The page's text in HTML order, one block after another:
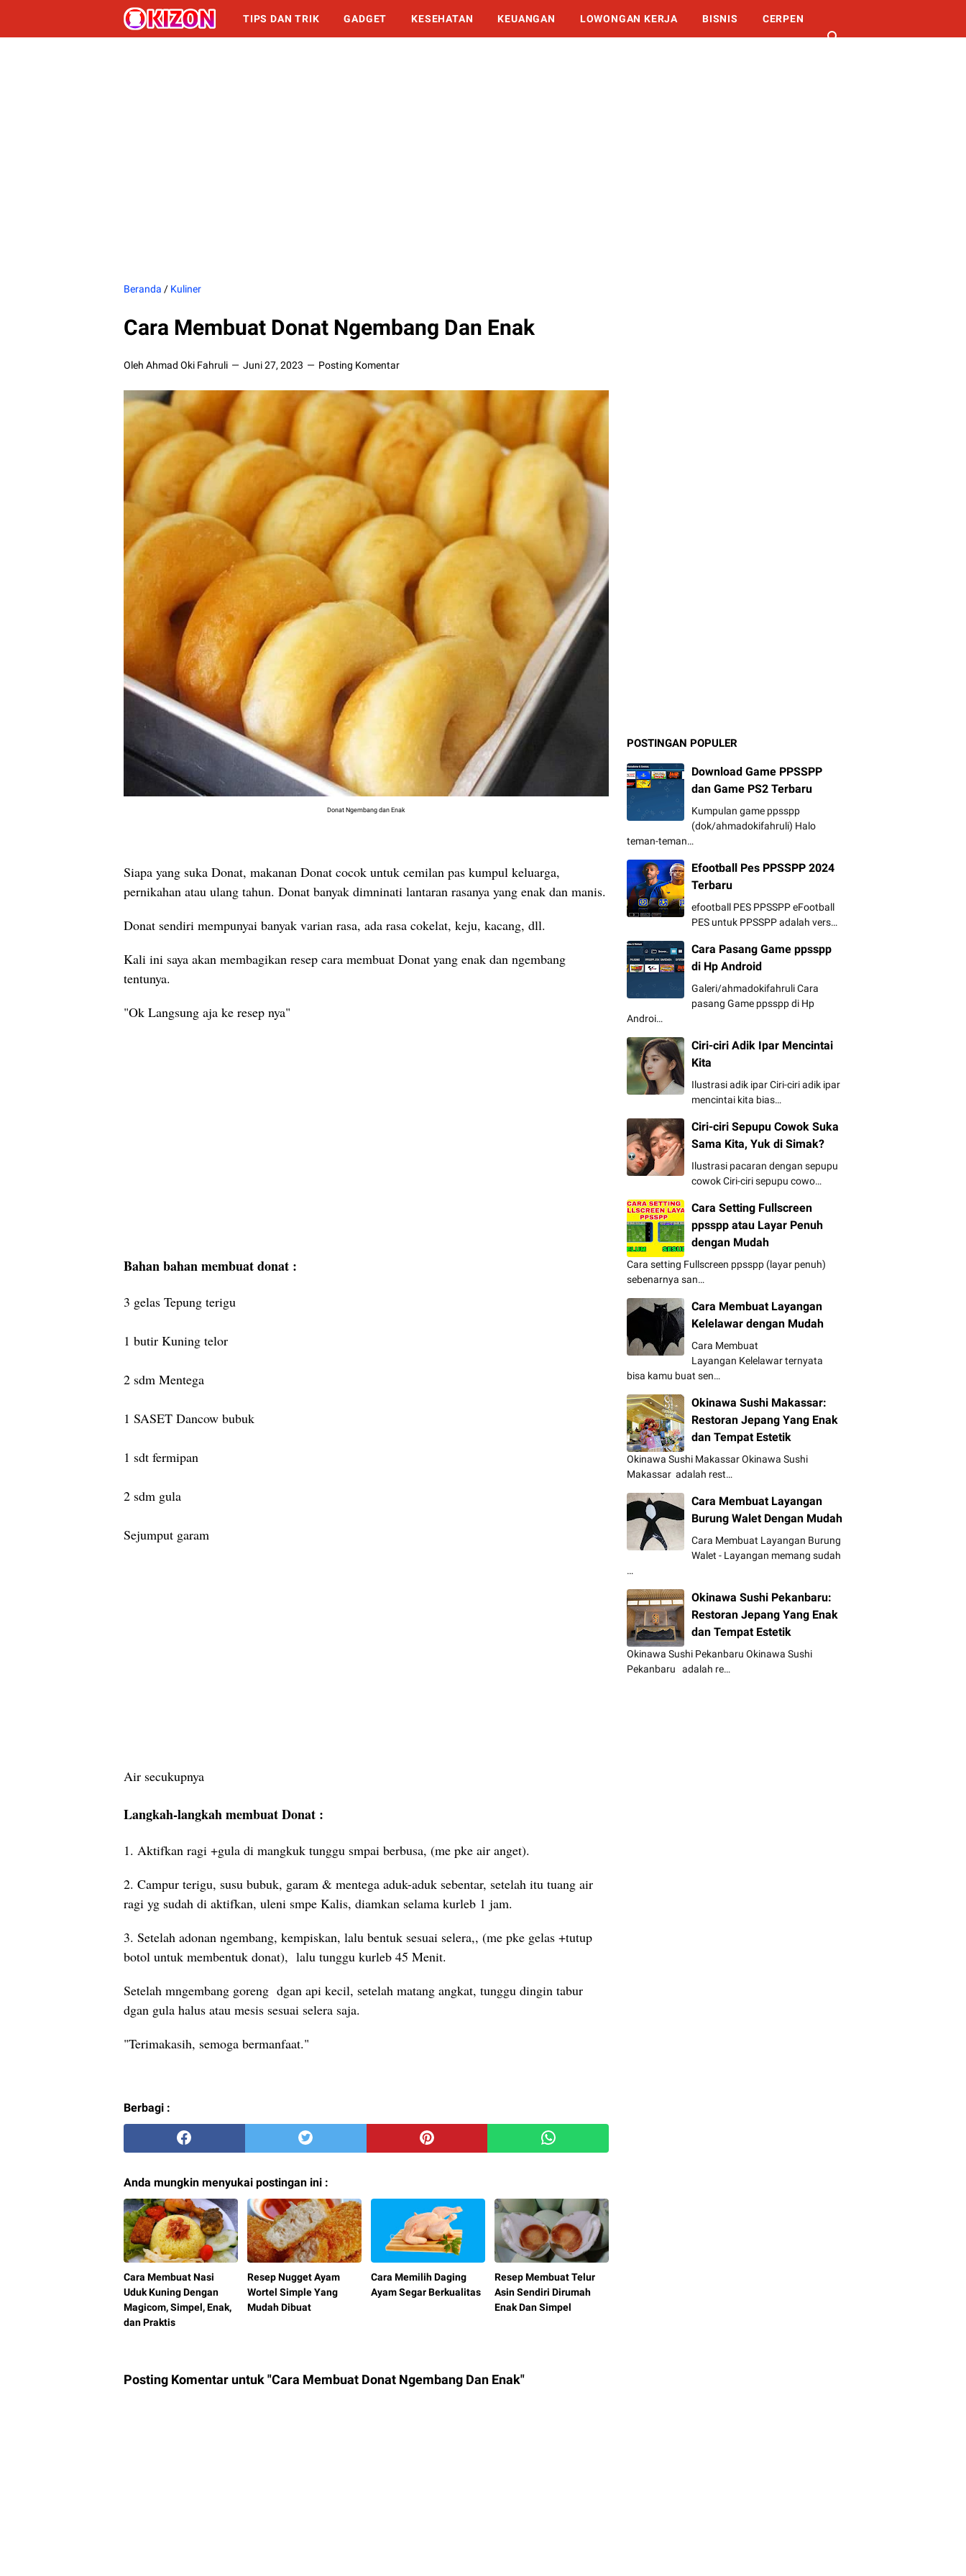
TIPS DAN TRIK GADGET KESEHATAN KEUANGAN LOWONGAN KERJA BISNIS CERPEN
Beranda / Kuliner
Cara Membuat Donat Ngembang Dan Enak
Oleh Ahmad Oki Fahruli Juni 27, 2023 Posting Komentar
Donat Ngembang dan Enak
Siapa yang suka Donat, makanan Donat cocok untuk cemilan pas kumpul keluarga,
pernikahan atau ulang tahun. Donat banyak dimninati lantaran rasanya yang enak dan manis.
Donat sendiri mempunyai banyak varian rasa, ada rasa cokelat, keju, kacang, dll.
Kali ini saya akan membagikan resep cara membuat Donat yang enak dan ngembang
tentunya.
"Ok Langsung aja ke resep nya"
Bahan bahan membuat donat :
3 gelas Tepung terigu
1 butir Kuning telor
2 sdm Mentega
1 SASET Dancow bubuk
1 sdt fermipan
2 sdm gula
Sejumput garam
Air secukupnya
Langkah-langkah membuat Donat :
1. Aktifkan ragi +gula di mangkuk tunggu smpai berbusa, (me pke air anget).
2. Campur terigu, susu bubuk, garam & mentega aduk-aduk sebentar, setelah itu tuang air
ragi yg sudah di aktifkan, uleni smpe Kalis, diamkan selama kurleb 1 jam.
3. Setelah adonan ngembang, kempiskan, lalu bentuk sesuai selera,, (me pke gelas +tutup
botol untuk membentuk donat), lalu tunggu kurleb 45 Menit.
Setelah mngembang goreng dgan api kecil, setelah matang angkat, tunggu dingin tabur
dgan gula halus atau mesis sesuai selera saja.
"Terimakasih, semoga bermanfaat."
Berbagi :
Anda mungkin menyukai postingan ini :
Cara Membuat Nasi
Uduk Kuning Dengan
Magicom, Simpel, Enak,
dan Praktis
Resep Nugget Ayam
Wortel Simple Yang
Mudah Dibuat
Cara Memilih Daging
Ayam Segar Berkualitas
Resep Membuat Telur
Asin Sendiri Dirumah
Enak Dan Simpel
Posting Komentar untuk "Cara Membuat Donat Ngembang Dan Enak"
POSTINGAN POPULER
Download Game PPSSPP
dan Game PS2 Terbaru
Kumpulan game ppsspp
(dok/ahmadokifahruli) Halo
teman-teman…
Efootball Pes PPSSPP 2024
Terbaru
efootball PES PPSSPP eFootball
PES untuk PPSSPP adalah vers…
Cara Pasang Game ppsspp
di Hp Android
Galeri/ahmadokifahruli Cara
pasang Game ppsspp di Hp
Androi…
Ciri-ciri Adik Ipar Mencintai
Kita
Ilustrasi adik ipar Ciri-ciri adik ipar
mencintai kita bias…
Ciri-ciri Sepupu Cowok Suka
Sama Kita, Yuk di Simak?
Ilustrasi pacaran dengan sepupu
cowok Ciri-ciri sepupu cowo…
Cara Setting Fullscreen
ppsspp atau Layar Penuh
dengan Mudah
Cara setting Fullscreen ppsspp (layar penuh)
sebenarnya san…
Cara Membuat Layangan
Kelelawar dengan Mudah
Cara Membuat
Layangan Kelelawar ternyata
bisa kamu buat sen…
Okinawa Sushi Makassar:
Restoran Jepang Yang Enak
dan Tempat Estetik
Okinawa Sushi Makassar Okinawa Sushi
Makassar adalah rest…
Cara Membuat Layangan
Burung Walet Dengan Mudah
Cara Membuat Layangan Burung
Walet - Layangan memang sudah
…
Okinawa Sushi Pekanbaru:
Restoran Jepang Yang Enak
dan Tempat Estetik
Okinawa Sushi Pekanbaru Okinawa Sushi
Pekanbaru adalah re…